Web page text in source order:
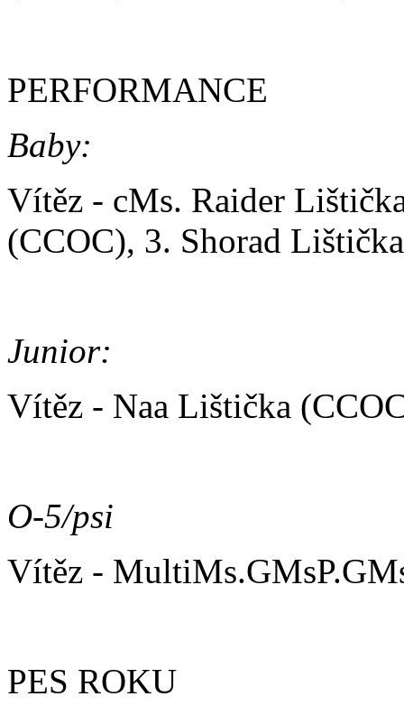
PERFORMANCE
Baby:
Vítěz - cMs. Raider
(CCOC), 3. Shorad
Junior:
Vítěz - Naa Lištička
O-5/psi
Vítěz -
PES ROKU